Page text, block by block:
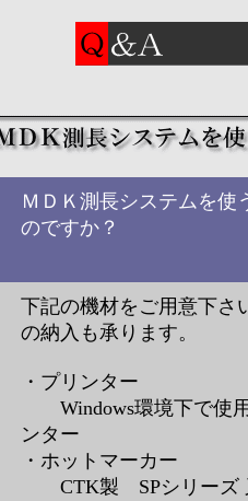
ＭＤＫ測長システムを使
のですか？
下記の機材をご用意下さ
の納入も承ります。
・プリンター
Windows環境下で使用
ンター
・ホットマーカー
CTK製 SPシリーズ